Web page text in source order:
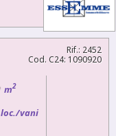
Rif.: 2452
Cod. C24: 1090920
m2
loc./vani